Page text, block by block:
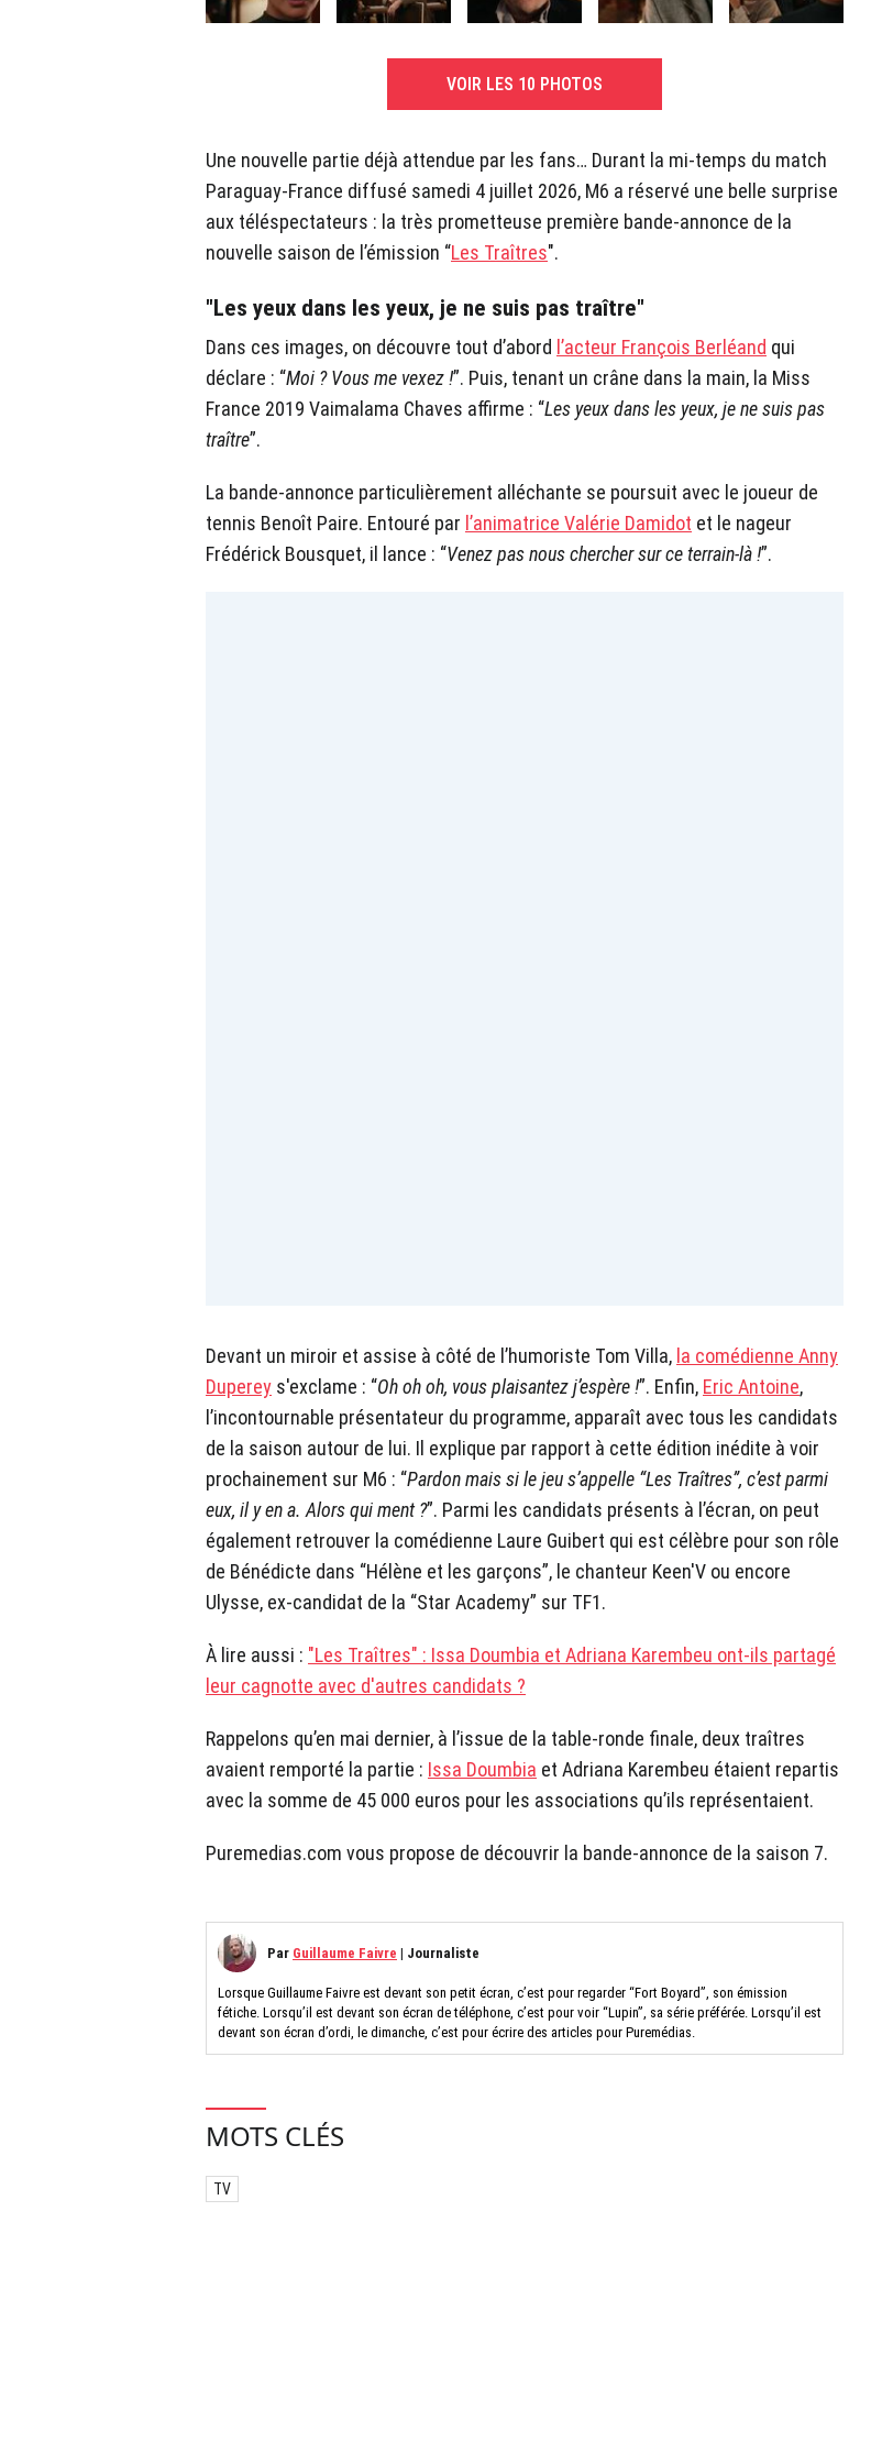
VOIR LES 10 PHOTOS
Une nouvelle partie déjà attendue par les fans… Durant la mi-temps du match
Paraguay-France diffusé samedi 4 juillet 2026, M6 a réservé une belle surprise
aux téléspectateurs : la très prometteuse première bande-annonce de la
nouvelle saison de l’émission “Les Traîtres".
"Les yeux dans les yeux, je ne suis pas traître"
Dans ces images, on découvre tout d’abord l’acteur François Berléand qui
déclare : “Moi ? Vous me vexez !”. Puis, tenant un crâne dans la main, la Miss
France 2019 Vaimalama Chaves affirme : “Les yeux dans les yeux, je ne suis pas
traître”.
La bande-annonce particulièrement alléchante se poursuit avec le joueur de
tennis Benoît Paire. Entouré par l’animatrice Valérie Damidot et le nageur
Frédérick Bousquet, il lance : “Venez pas nous chercher sur ce terrain-là !”.
Devant un miroir et assise à côté de l’humoriste Tom Villa, la comédienne Anny
Duperey s'exclame : “Oh oh oh, vous plaisantez j’espère !”. Enfin, Eric Antoine,
l’incontournable présentateur du programme, apparaît avec tous les candidats
de la saison autour de lui. Il explique par rapport à cette édition inédite à voir
prochainement sur M6 : “Pardon mais si le jeu s’appelle “Les Traîtres”, c’est parmi
eux, il y en a. Alors qui ment ?”. Parmi les candidats présents à l’écran, on peut
également retrouver la comédienne Laure Guibert qui est célèbre pour son rôle
de Bénédicte dans “Hélène et les garçons”, le chanteur Keen'V ou encore
Ulysse, ex-candidat de la “Star Academy” sur TF1.
À lire aussi : "Les Traîtres" : Issa Doumbia et Adriana Karembeu ont-ils partagé
leur cagnotte avec d'autres candidats ?
Rappelons qu’en mai dernier, à l’issue de la table-ronde finale, deux traîtres
avaient remporté la partie : Issa Doumbia et Adriana Karembeu étaient repartis
avec la somme de 45 000 euros pour les associations qu’ils représentaient.
Puremedias.com vous propose de découvrir la bande-annonce de la saison 7.
Par Guillaume Faivre | Journaliste
Lorsque Guillaume Faivre est devant son petit écran, c’est pour regarder “Fort Boyard”, son émission
fétiche. Lorsqu’il est devant son écran de téléphone, c’est pour voir “Lupin”, sa série préférée. Lorsqu’il est
devant son écran d’ordi, le dimanche, c’est pour écrire des articles pour Puremédias.
MOTS CLÉS
TV